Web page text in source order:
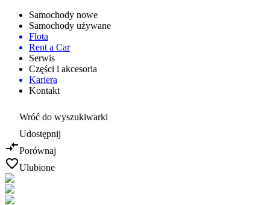
Samochody nowe
Samochody używane
Flota
Rent a Car
Serwis
Części i akcesoria
Kariera
Kontakt
Wróć do wyszukiwarki
Udostępnij
Porównaj
Ulubione